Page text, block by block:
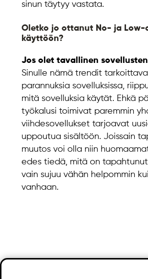
sinun täytyy vastata.
Oletko jo ottanut No- ja Low-
käyttöön?
Jos olet tavallinen
Sinulle nämä trendit
parannuksia sovelluksissa,
mitä sovelluksia käytät. Ehkä
työkalusi toimivat paremmin
viihdesovellukset tarjoavat
uppoutua sisältöön. Joissain
muutos voi olla niin
edes tiedä, mitä on
vain sujuu vähän helpommin
vanhaan.